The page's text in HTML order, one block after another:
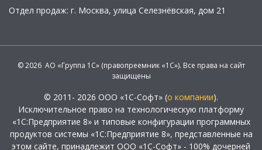
Отдел продаж: г. Москва, улица Селезнёвская, дом 21
© 2026 АО «Группа 1С» (правопреемник «1С»). Все права на сайт
защищены
© 2011- 2026 ООО «1С-Софт» (о компании).
Исключительное право на технологическую платформу
«1С:Предприятие 8» и типовые конфигурации программных
продуктов системы «1С:Предприятие 8», представленные на
этом сайте, принадлежит ООО «1С-Софт» - 100% дочерней